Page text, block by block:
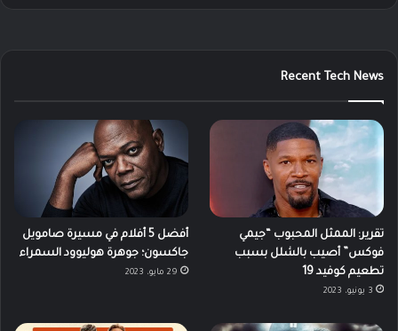
Recent Tech News
تقرير: الممثل المحبوب “جيمي
فوكس” أصيب بالشلل بسبب
تطعيم كوفيد 19
3 يونيو، 2023
أفضل 5 أفلام في مسيرة صامويل
جاكسون؛ جوهرة هوليوود السمراء
29 مايو، 2023